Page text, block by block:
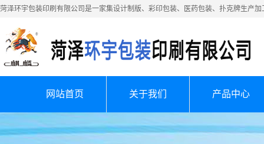
菏泽环宇包装印刷有限公司是一家集设计制版、彩印包装、医药包装、扑克牌生产
网站首页 关于我们 产品中心